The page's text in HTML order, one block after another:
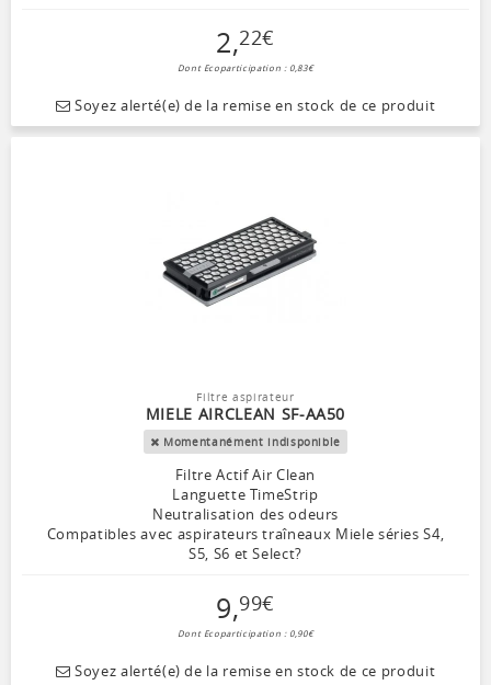
2,22€
Dont Ecoparticipation : 0,83€
Soyez alerté(e) de la remise en stock de ce produit
Filtre aspirateur
MIELE AIRCLEAN SF-AA50
Momentanément indisponible
Filtre Actif Air Clean
Languette TimeStrip
Neutralisation des odeurs
Compatibles avec aspirateurs traîneaux Miele séries S4,
S5, S6 et Select?
9,99€
Dont Ecoparticipation : 0,90€
Soyez alerté(e) de la remise en stock de ce produit